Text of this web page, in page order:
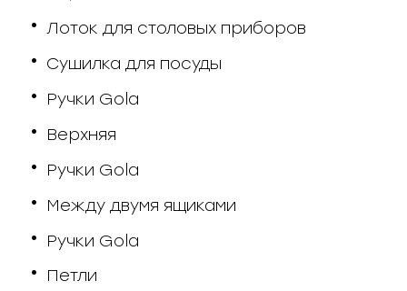
Лоток для столовых приборов
Сушилка для посуды
Ручки Gola
Верхняя
Ручки Gola
Между двумя ящиками
Ручки Gola
Петли